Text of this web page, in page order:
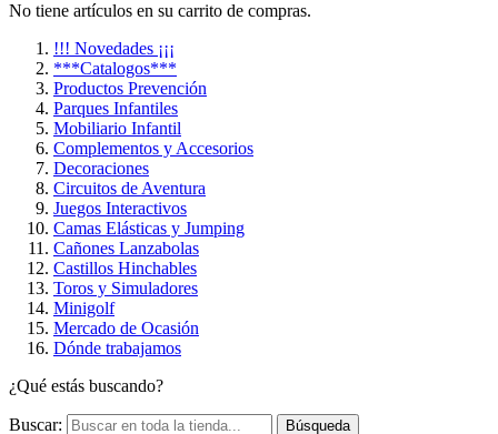
No tiene artículos en su carrito de compras.
!!! Novedades ¡¡¡
***Catalogos***
Productos Prevención
Parques Infantiles
Mobiliario Infantil
Complementos y Accesorios
Decoraciones
Circuitos de Aventura
Juegos Interactivos
Camas Elásticas y Jumping
Cañones Lanzabolas
Castillos Hinchables
Toros y Simuladores
Minigolf
Mercado de Ocasión
Dónde trabajamos
¿Qué estás buscando?
Buscar: Búsqueda